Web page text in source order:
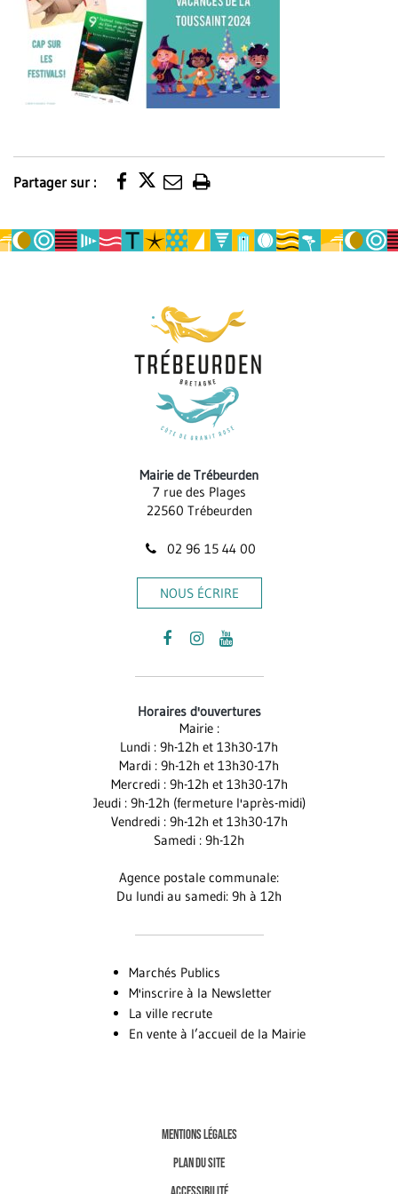
Partager sur :
Imprimer
page
Mairie de Trébeurden
7 rue des Plages
22560 Trébeurden
02 96 15 44 00
NOUS ÉCRIRE
Lien
compte
Facebook
Lien
compte
Instagram
Lien
chaîne
Youtube
Horaires d'ouvertures
Mairie :
Lundi : 9h-12h et 13h30-17h
Mardi : 9h-12h et 13h30-17h
Mercredi : 9h-12h et 13h30-17h
Jeudi : 9h-12h (fermeture l'après-midi)
Vendredi : 9h-12h et 13h30-17h
Samedi : 9h-12h
Agence postale communale:
Du lundi au samedi: 9h à 12h
Marchés Publics
M'inscrire à la Newsletter
La ville recrute
En vente à l’accueil de la Mairie
MENTIONS LÉGALES
PLAN DU SITE